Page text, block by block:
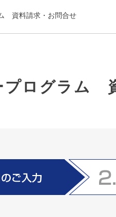
資料請求・お問合せ
プログラム